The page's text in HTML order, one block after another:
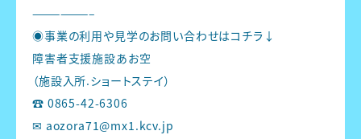
——————–
◉事業の利用や見学のお問い合わせはコチラ↓
障害者支援施設あお空
（施設入所.ショートステイ）
☎︎ 0865-42-6306
✉︎ aozora71@mx1.kcv.jp